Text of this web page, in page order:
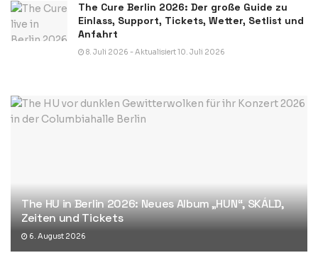
The Cure Berlin 2026: Der große Guide zu
Einlass, Support, Tickets, Wetter, Setlist und
Anfahrt
8. Juli 2026 - Aktualisiert 10. Juli 2026
The HU in Berlin 2026: Neues Album „HUN“, SKÁLD,
Zeiten und Tickets
6. August 2026